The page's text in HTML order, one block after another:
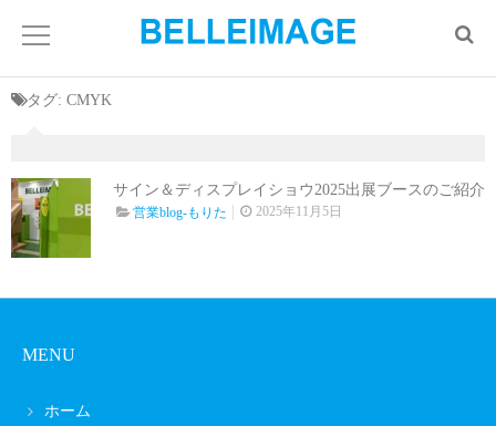
タグ: CMYK
サイン＆ディスプレイショウ2025出展ブースのご紹介
営業blog-もりた 2025年11月5日
MENU
ホーム